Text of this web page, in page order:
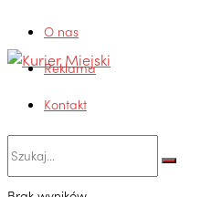
O nas
Reklama
Kontakt